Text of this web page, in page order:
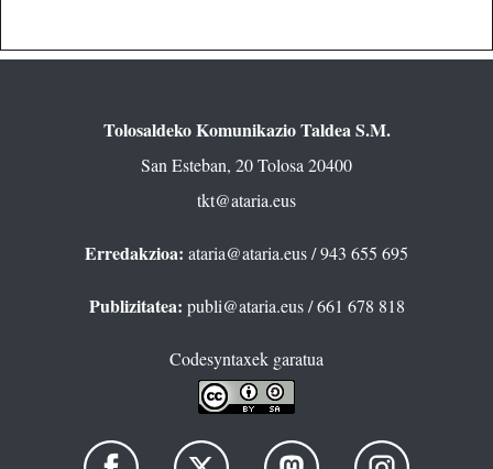
Tolosaldeko Komunikazio Taldea S.M.
San Esteban, 20 Tolosa 20400
tkt@ataria.eus
Erredakzioa: ataria@ataria.eus/ 943 655 695
Publizitatea: publi@ataria.eus/ 661 678 818
Codesyntaxek garatua